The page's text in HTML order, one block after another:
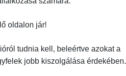
oldalon jár!
tudnia kell, beleértve azokat a
jobb kiszolgálása érdekében.